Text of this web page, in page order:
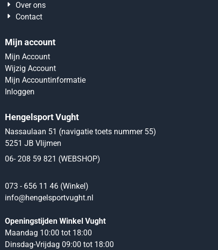
Over ons
Contact
Mijn account
Mijn Account
Wijzig Account
Mijn Accountinformatie
Inloggen
Hengelsport Vught
Nassaulaan 51 (navigatie toets nummer 55)
5251 JB Vlijmen
06- 208 59 821 (WEBSHOP)
073 - 656 11 46 (Winkel)
info@hengelsportvught.nl
Openingstijden Winkel Vught
Maandag 10:00 tot 18:00
Dinsdag-Vrijdag 09:00 tot 18:00